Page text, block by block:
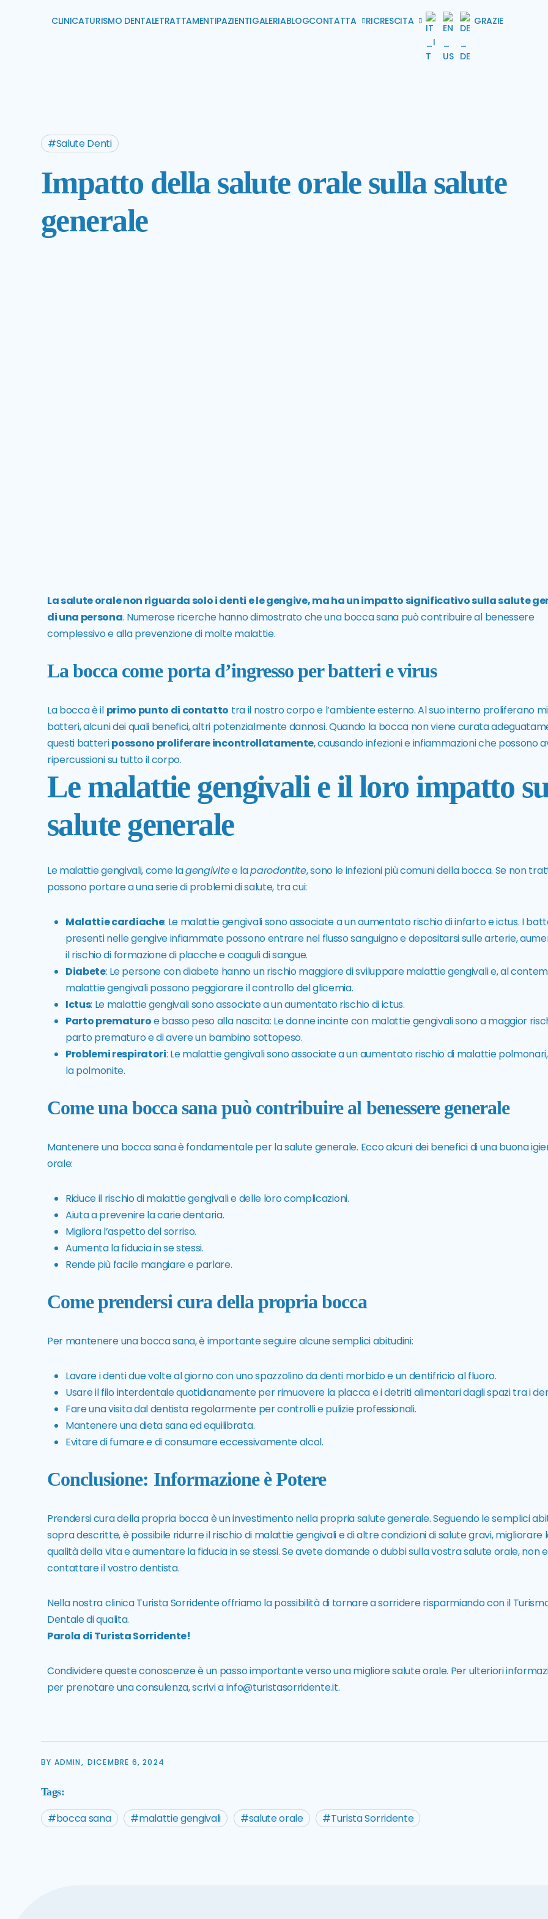
CLINICATURISMO DENTALETRATTAMENTIPAZIENTIGALERIABLOGCONTATTA RICRESCITA GRAZIE
Salute Denti
Impatto della salute orale sulla salute
generale
La salute orale non riguarda solo i denti e le gengive, ma ha un impatto significativo sulla salute
di una persona. Numerose ricerche hanno dimostrato che una bocca sana può contribuire al benessere
complessivo e alla prevenzione di molte malattie.
La bocca come porta d’ingresso per batteri e virus
La bocca è il primo punto di contatto tra il nostro corpo e l’ambiente esterno. Al suo interno proliferano
batteri, alcuni dei quali benefici, altri potenzialmente dannosi. Quando la bocca non viene curata
questi batteripossono proliferare incontrollatamente, causando infezioni e infiammazioni che possono
ripercussioni su tutto il corpo.
Le malattie gengivali e il loro impatto
salute generale
Le malattie gengivali, come lagengivitee laparodontite, sono le infezioni più comuni della bocca. Se non
possono portare a una serie di problemi di salute, tra cui:
Malattie cardiache: Le malattie gengivali sono associate a un aumentato rischio di infarto e ictus. I
presenti nelle gengive infiammate possono entrare nel flusso sanguigno e depositarsi sulle arterie,
il rischio di formazione di placche e coaguli di sangue.
Diabete: Le persone con diabete hanno un rischio maggiore di sviluppare malattie gengivali e, al
malattie gengivali possono peggiorare il controllo del glicemia.
Ictus: Le malattie gengivali sono associate a un aumentato rischio di ictus.
Parto prematuroe basso peso alla nascita: Le donne incinte con malattie gengivali sono a maggior
parto prematuro e di avere un bambino sottopeso.
Problemi respiratori: Le malattie gengivali sono associate a un aumentato rischio di malattie
la polmonite.
Come una bocca sana può contribuire al benessere generale
Mantenere una bocca sana è fondamentale per la salute generale. Ecco alcuni dei benefici di una buona
orale:
Riduce il rischio di malattie gengivali e delle loro complicazioni.
Aiuta a prevenire la carie dentaria.
Migliora l’aspetto del sorriso.
Aumenta la fiducia in se stessi.
Rende più facile mangiare e parlare.
Come prendersi cura della propria bocca
Per mantenere una bocca sana, è importante seguire alcune semplici abitudini:
Lavare i denti due volte al giorno con uno spazzolino da denti morbido e un dentifricio al fluoro.
Usare il filo interdentale quotidianamente per rimuovere la placca e i detriti alimentari dagli spazi tra i
Fare una visita dal dentista regolarmente per controlli e pulizie professionali.
Mantenere una dieta sana ed equilibrata.
Evitare di fumare e di consumare eccessivamente alcol.
Conclusione: Informazione è Potere
Prendersi cura della propria bocca è un investimento nella propria salute generale. Seguendo le semplici
sopra descritte, è possibile ridurre il rischio di malattie gengivali e di altre condizioni di salute gravi, migliorare
qualità della vita e aumentare la fiducia in se stessi. Se avete domande o dubbi sulla vostra salute orale, non
contattare il vostro dentista.
Nella nostraclinica Turista Sorridenteoffriamo la possibilità di tornare a sorridere risparmiando con il
Dentale di qualita.
Parola di Turista Sorridente!
Condividere queste conoscenze è un passo importante verso una migliore salute orale. Per ulteriori
per prenotare una consulenza, scrivi ainfo@turistasorridente.it.
BY ADMIN, DICEMBRE 6, 2024
Tags:
bocca sana malattie gengivali salute orale Turista Sorridente